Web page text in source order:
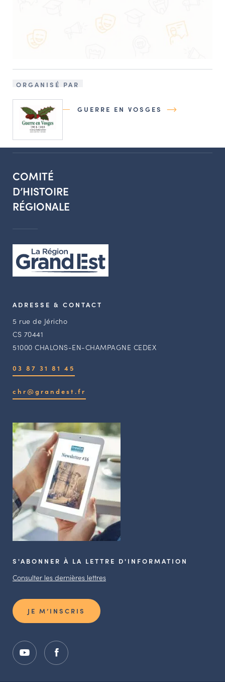
ORGANISÉ PAR
GUERRE EN VOSGES
COMITÉ
D’HISTOIRE
RÉGIONALE
ADRESSE & CONTACT
5 rue de Jéricho
CS 70441
51000 CHALONS-EN-CHAMPAGNE CEDEX
03 87 31 81 45
chr@grandest.fr
S'ABONNER À LA LETTRE D'INFORMATION
Consulter les dernières lettres
JE M’INSCRIS